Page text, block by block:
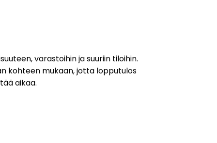
varastoihin ja suuriin tiloihin.
kohteen mukaan, jotta lopputulos
aikaa.